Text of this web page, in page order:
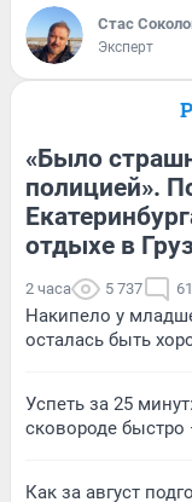
Стас
Эксперт
«Было
полицией».
отдыхе в
2 часа 5 737 61
Накипело у
осталась быть
Успеть за 25
сковороде
Как за август